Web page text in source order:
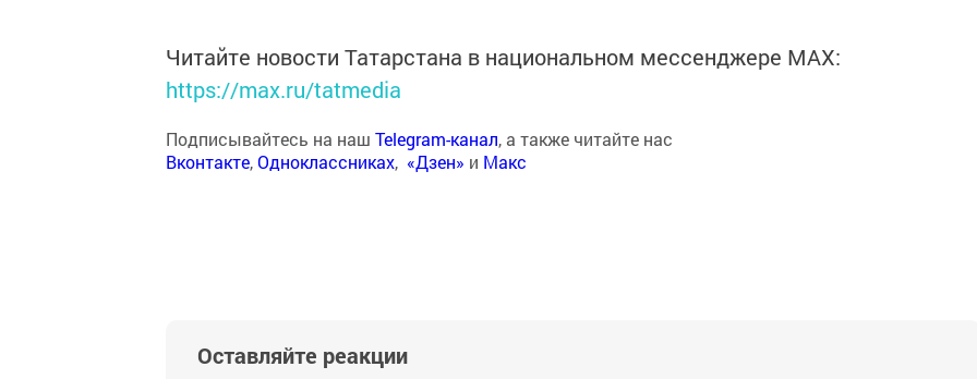
Читайте новости Татарстана в национальном мессенджере MАХ:
https://max.ru/tatmedia
Подписывайтесь на наш Telegram-канал, а также читайте нас
Вконтакте,Одноклассниках, «Дзен» и Макс
Оставляйте реакции